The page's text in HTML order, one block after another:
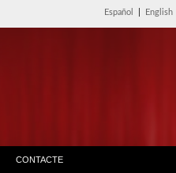
Español English
CONTACTE